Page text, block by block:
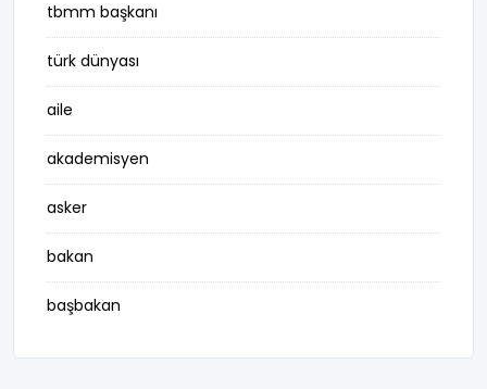
tbmm başkanı
türk dünyası
aile
akademisyen
asker
bakan
başbakan
belediye başkanı